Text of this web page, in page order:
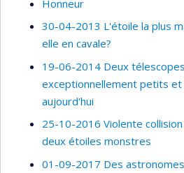
Honneur
30-04-2013 L'étoile la plus
elle en cavale?
19-06-2014 Deux
exceptionnellement petits et
aujourd'hui
25-10-2016 Violente
deux étoiles monstres
01-09-2017 Des